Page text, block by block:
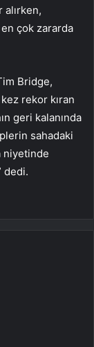
çok zararda
Bridge,
rekor kıran
geri kalanında
sahadaki
niyetinde
dedi.